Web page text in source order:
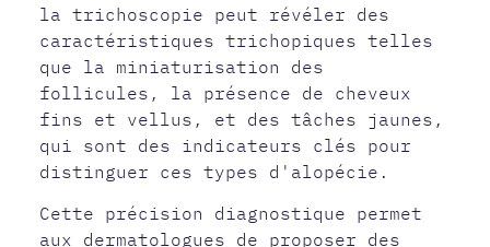
la trichoscopie peut révéler des
caractéristiques trichopiques telles
que la miniaturisation des
follicules, la présence de cheveux
fins et vellus, et des tâches jaunes,
qui sont des indicateurs clés pour
distinguer ces types d'alopécie.
Cette précision diagnostique permet
aux dermatologues de proposer des